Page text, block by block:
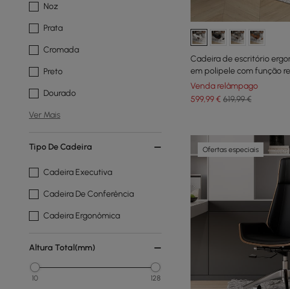
Noz
Prata
Cromada
Preto
Dourado
Ver Mais
Tipo De Cadeira
Cadeira Executiva
Cadeira De Conferência
Cadeira Ergonômica
Altura Total(mm)
10 128
Cadeira de escritório
em polipele com função
pés e rotação branca
Venda relâmpago
599,99€ 619,99 €
Ofertas especiais